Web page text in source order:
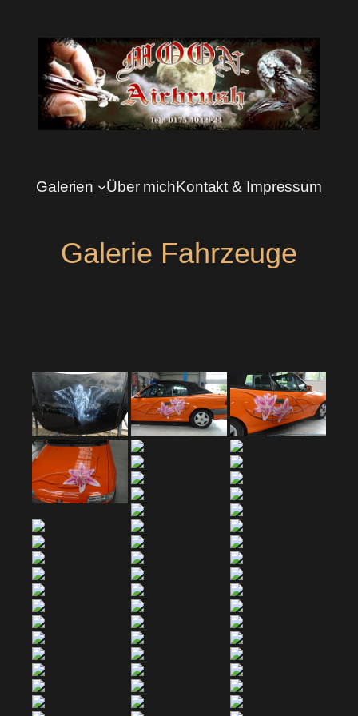
Inhalt
springen
Galerien Über michKontakt & Impressum
Galerie Fahrzeuge